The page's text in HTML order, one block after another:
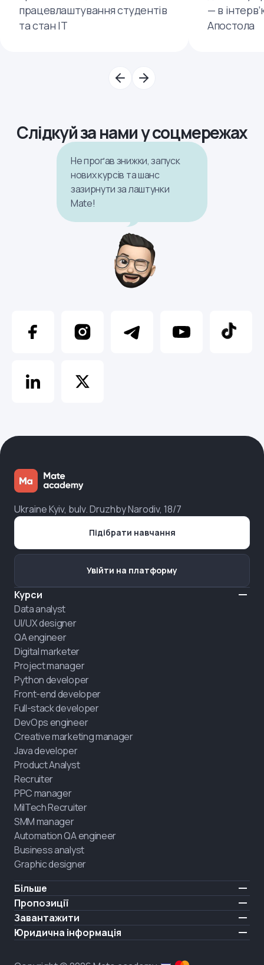
працевлаштування студентів
та стан ІТ
— в
Апостола
Слідкуй за нами у соцмережах
Не проґав знижки, запуск
нових курсів та шанс
зазирнути за лаштунки
Mate!
Ukraine Kyiv, bulv. Druzhby Narodiv, 18/7
Курси
Data analyst
UI/UX designer
QA engineer
Digital marketer
Project manager
Python developer
Front-end developer
Full-stack developer
DevOps engineer
Creative marketing manager
Java developer
Product Analyst
Recruiter
PPC manager
MilTech Recruiter
SMM manager
Automation QA engineer
Business analyst
Graphic designer
Більше
Ціни
Відгуки
Про нас
Блог
Пропозиції
IT для ветеранів
Найняти випускника
Навчання повного дня
Завантажити
iOS
Юридична інформація
Політика конфіденційності
Підібрати навчання
Увійти на платформу